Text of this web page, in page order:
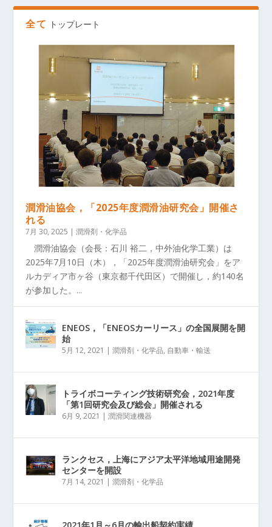
全て トップレート
潤滑油協会，「2025年度潤滑油研究会」開催さ
れる
7月 30, 2025 |潤滑剤・化学品
潤滑油協会（会長：石川 裕二，中外油化学工業）は
2025年7月10日（木），「2025年度潤滑油研究会」をア
ルカディア市ヶ谷（東京都千代田区）で開催し，約140名
が参加した。...
ENEOS，「ENEOSカーリース」の全国展開を開
始
5月 12, 2021 |潤滑剤・化学品, 自動車・輸送
トライボコーティング技術研究会，2021年度
「第1回研究会及び総会」開催される
6月 9, 2021 |潤滑関連機器
ランクセス，上海にアジア太平洋地域用途開発
センターを開設
7月 14, 2021 |潤滑剤・化学品
2021年1月～6月の輸出船契約実績